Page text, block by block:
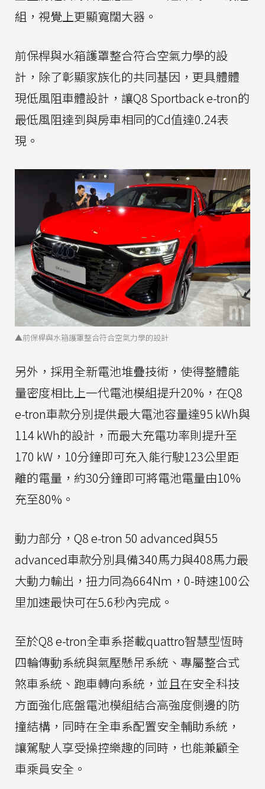
組，視覺上更顯寬闊大器。
前保桿與水箱護罩整合符合空氣力學的設
計，除了彰顯家族化的共同基因，更具體體
現低風阻車體設計，讓Q8 Sportback e-tron的
最低風阻達到與房車相同的Cd值達0.24表
現。
▲前保桿與水箱護罩整合符合空氣力學的設計
另外，採用全新電池堆疊技術，使得整體能
量密度相比上一代電池模組提升20%，在Q8
e-tron車款分別提供最大電池容量達95 kWh與
114 kWh的設計，而最大充電功率則提升至
170 kW，10分鐘即可充入能行駛123公里距
離的電量，約30分鐘即可將電池電量由10%
充至80%。
動力部分，Q8 e-tron 50 advanced與55
advanced車款分別具備340馬力與408馬力最
大動力輸出，扭力同為664Nm，0-時速100公
里加速最快可在5.6秒內完成。
至於Q8 e-tron全車系搭載quattro智慧型恆時
四輪傳動系統與氣壓懸吊系統、專屬整合式
煞車系統、跑車轉向系統，並且在安全科技
方面強化底盤電池模組結合高強度側邊的防
撞結構，同時在全車系配置安全輔助系統，
讓駕駛人享受操控樂趣的同時，也能兼顧全
車乘員安全。